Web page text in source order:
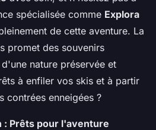
spécialisée comme Explora
de cette aventure. La
promet des souvenirs
nature préservée et
à enfiler vos skis et à partir
contrées enneigées ?
: Prêts pour l'aventure